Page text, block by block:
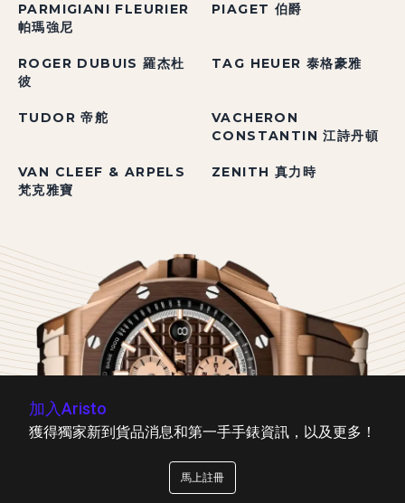
PARMIGIANI FLEURIER
帕瑪強尼
PIAGET 伯爵
ROGER DUBUIS 羅杰杜
彼
TAG HEUER 泰格豪雅
TUDOR 帝舵
VACHERON
CONSTANTIN 江詩丹頓
VAN CLEEF & ARPELS
梵克雅寶
ZENITH 真力時
加入Aristo
獲得獨家新到貨品消息和第一手手錶資訊，以及更多！
馬上註冊